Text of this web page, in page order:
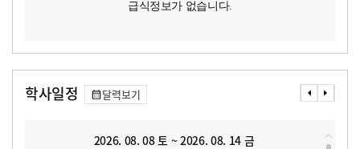
급식정보가 없습니다.
학사일정 달력보기
2026. 08. 08 토 ~ 2026. 08. 14 금